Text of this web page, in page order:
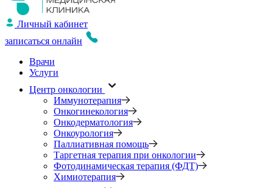
Личный кабинет
записаться онлайн
Врачи
Услуги
Центр онкологии
Иммунотерапия
Онкогинекология
Онкодерматология
Онкоурология
Паллиативная помощь
Таргетная терапия при онкологии
Фотодинамическая терапия (ФДТ)
Химиотерапия